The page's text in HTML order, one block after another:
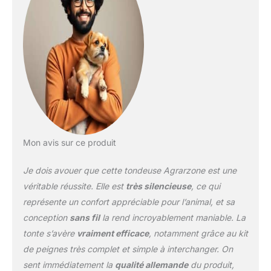
d'une tête de coupe en
acier inoxydable (1,5 mm)
avec système de
un entretien sans effort.
CONFORT ACOUSTIQUE
- Ultra-silencieuse et à
faibles vibrations, elle
assure un toilettage
DEPUIS 1912 - Fabriquée
en Allemagne, l'Arco Pro
est une référence de
fiabilité pour les
particuliers et les
toiletteurs
professionnels, offrant
une durabilité bien
Mon avis sur ce produit
Je dois avouer que cette tondeuse Agrarzone est une
véritable réussite. Elle est très silencieuse, ce qui
représente un confort appréciable pour l’animal, et sa
conception sans filla rend incroyablement maniable. La
tonte s’avère vraiment efficace, notamment grâce au kit
de peignes très complet et simple à interchanger. On
sent immédiatement la qualité allemandedu produit,